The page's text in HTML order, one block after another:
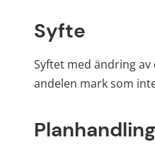
Syfte
Syftet med ändring
andelen mark som